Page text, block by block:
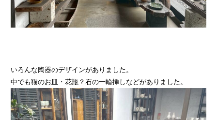
いろんな陶器のデザインがありました。
中でも猫のお皿・花瓶？石の一輪挿しなどがありました。